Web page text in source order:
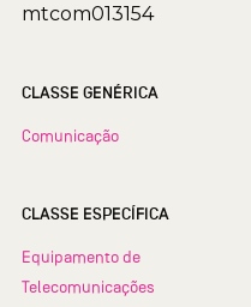
mtcom013154
CLASSE GENÉRICA
Comunicação
CLASSE ESPECÍFICA
Equipamento de
Telecomunicações